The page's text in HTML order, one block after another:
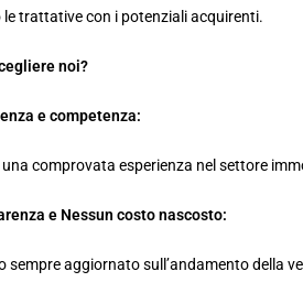
le trattative con i potenziali acquirenti.
noi?
e competenza:
comprovata esperienza nel settore
e Nessun costo nascosto:
sempre aggiornato sull’andamento della